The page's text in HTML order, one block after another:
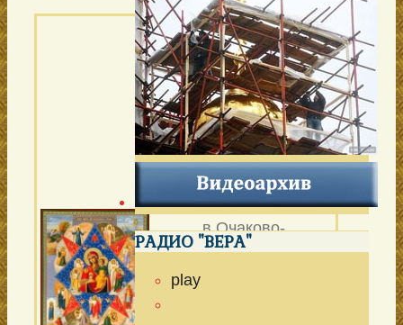
ПРИХОДСКОЙ
ЛИСТОК
храма иконы Божией
МатериНЕОПАЛИМАЯ
КУПИНА
Патриаршего подворья
в Очаково-
Матвеевском в г.
РАДИО "ВЕРА"
play